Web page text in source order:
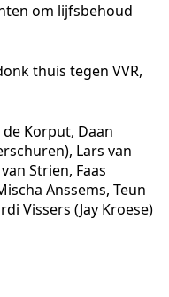
om lijfsbehoud
thuis tegen VVR,
Korput, Daan
Lars van
Strien, Faas
Anssems, Teun
Vissers (Jay Kroese)